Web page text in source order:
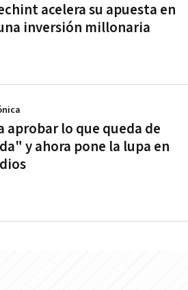
acelera su apuesta en
inversión millonaria
aprobar lo que queda de
y ahora pone la lupa en